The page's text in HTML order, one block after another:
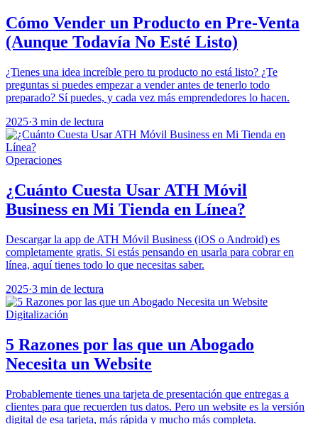
Cómo Vender un Producto en Pre-Venta
(Aunque Todavía No Esté Listo)
¿Tienes una idea increíble pero tu producto no está listo? ¿Te
preguntas si puedes empezar a vender antes de tenerlo todo
preparado? Sí puedes, y cada vez más emprendedores lo hacen.
2025·3 min de lectura
Operaciones
¿Cuánto Cuesta Usar ATH Móvil
Business en Mi Tienda en Línea?
Descargar la app de ATH Móvil Business (iOS o Android) es
completamente gratis. Si estás pensando en usarla para cobrar en
línea, aquí tienes todo lo que necesitas saber.
2025·3 min de lectura
Digitalización
5 Razones por las que un Abogado
Necesita un Website
Probablemente tienes una tarjeta de presentación que entregas a
clientes para que recuerden tus datos. Pero un website es la versión
digital de esa tarjeta, más rápida y mucho más completa.